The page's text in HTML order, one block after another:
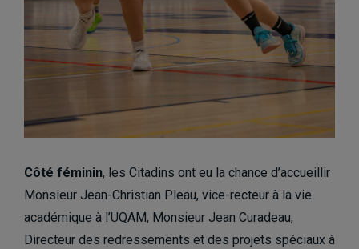
Côté féminin, les Citadins ont eu la chance d’accueillir
Monsieur Jean-Christian Pleau, vice-recteur à la vie
académique à l’UQAM, Monsieur Jean Curadeau,
Directeur des redressements et des projets spéciaux à